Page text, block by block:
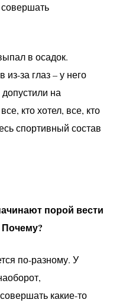
совершать
в осадок.
за глаз – у него
на
кто хотел, все, кто
спортивный состав
порой вести
по-разному. У
какие-то